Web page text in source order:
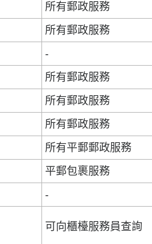
所有郵政服務
所有郵政服務
-
所有郵政服務
所有郵政服務
所有郵政服務
所有平郵郵政服務
平郵包裹服務
-
可向櫃檯服務員查詢